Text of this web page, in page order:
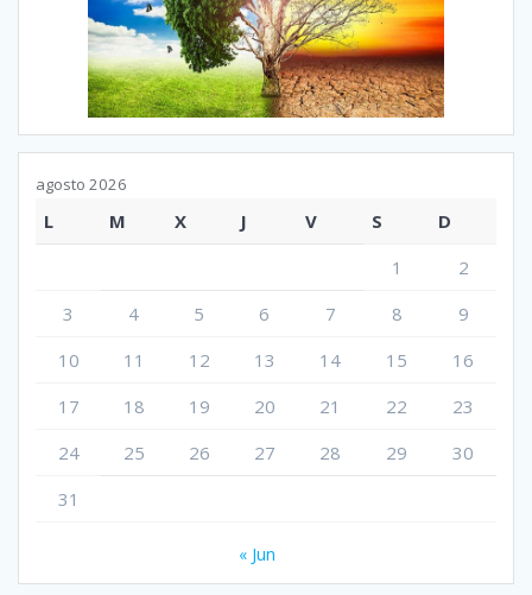
agosto 2026
L M X J V S
D
1
2
3
4 5 6 7 8
9
10
11 12 13 14 15
16
17
18 19 20 21 22
23
24
25 26 27 28 29
30
31
« Jun